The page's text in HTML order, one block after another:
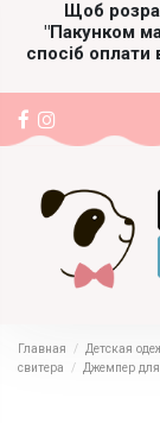
Щоб
"Пакунком
спосіб
Главная Детская
свитера
Джемпер